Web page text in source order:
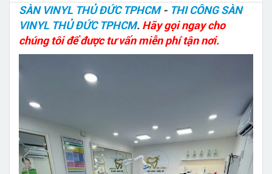
SÀN VINYL THỦ ĐỨC TPHCM- THI CÔNG SÀN
VINYL THỦ ĐỨC TPHCM. Hãy gọi ngay cho
chúng tôi để được tư vấn miễn phí tận nơi.